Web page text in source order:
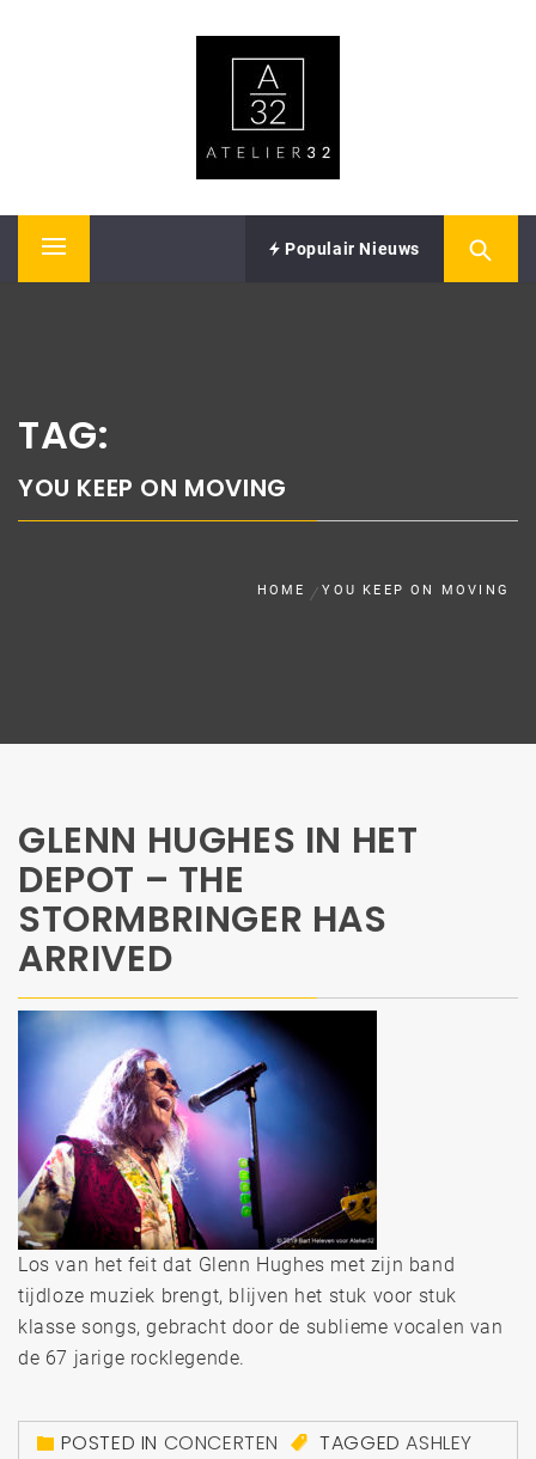
Primary
Populair Nieuws
TAG:
YOU KEEP ON MOVING
HOME YOU KEEP ON MOVING
GLENN HUGHES IN HET
DEPOT – THE
STORMBRINGER HAS
ARRIVED
Los van het feit dat Glenn Hughes met zijn band
tijdloze muziek brengt, blijven het stuk voor stuk
klasse songs, gebracht door de sublieme vocalen van
de 67 jarige rocklegende.
POSTED IN CONCERTEN TAGGEDASHLEY